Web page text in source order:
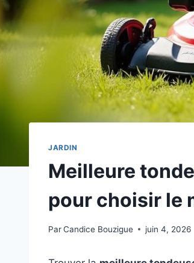
JARDIN
Meilleure
pour choisir le
ParCandice Bouzigue juin 4, 2026